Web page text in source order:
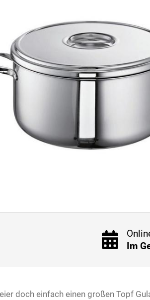
Im
doch einfach einen großen Topf